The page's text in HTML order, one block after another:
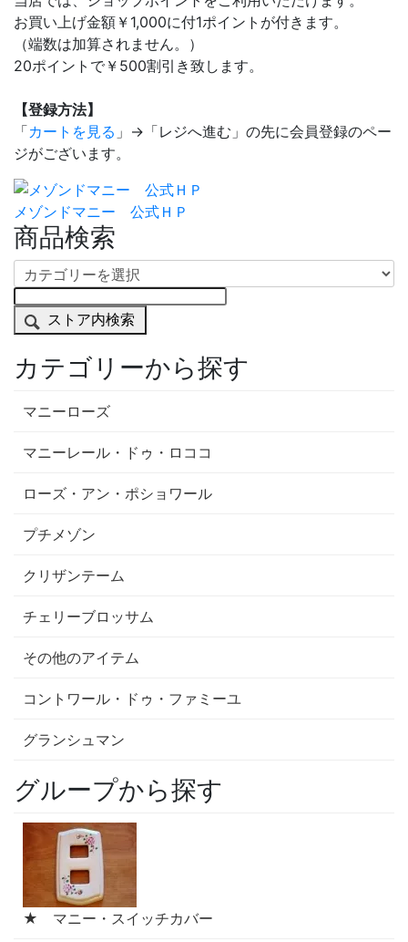
お買い上げ金額￥1,000に付1ポイントが付きます。
（端数は加算されません。）
20ポイントで￥500割引き致します。
【登録方法】
「カートを見る 」→「レジへ進む」の先に会員登録のペー
ジがございます。
メゾンドマニー 公式ＨＰ
商品検索
ストア内検索
カテゴリーから探す
マニーローズ
マニーレール・ドゥ・ロココ
ローズ・アン・ポショワール
プチメゾン
クリザンテーム
チェリーブロッサム
その他のアイテム
コントワール・ドゥ・ファミーユ
グランシュマン
グループから探す
★ マニー・スイッチカバー